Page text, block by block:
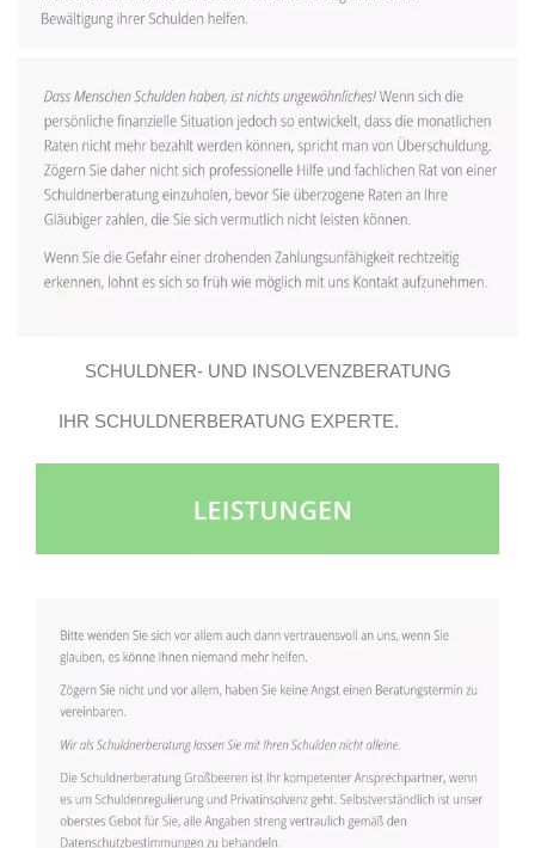
SCHULDNER- UND INSOLVENZBERATUNG
GROSSBEEREN E.V..
IHR SCHULDNERBERATUNG EXPERTE.